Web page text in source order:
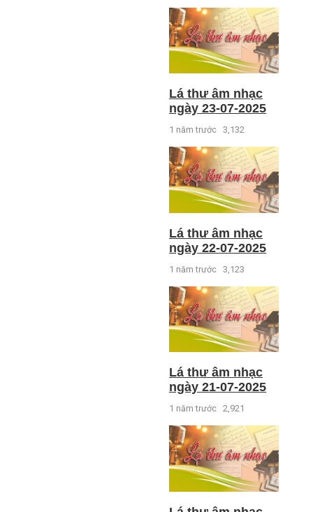
Lá thư âm nhạc
ngày 23-07-2025
1 năm trước 3,132
Lá thư âm nhạc
ngày 22-07-2025
1 năm trước 3,123
Lá thư âm nhạc
ngày 21-07-2025
1 năm trước 2,921